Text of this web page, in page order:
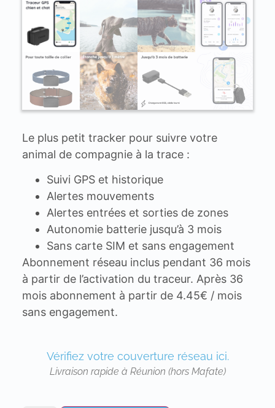
Le plus petit tracker pour suivre votre
animal de compagnie à la trace :
Suivi GPS et historique
Alertes mouvements
Alertes entrées et sorties de zones
Autonomie batterie jusqu’à 3 mois
Sans carte SIM et sans engagement
Abonnement réseau inclus pendant 36 mois
à partir de l’activation du traceur. Après 36
mois abonnement à partir de 4.45€ / mois
sans engagement.
Vérifiez votre couverture réseau ici.
Livraison rapide à Réunion (hors Mafate)